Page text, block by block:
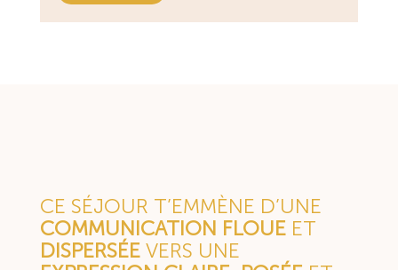
CE SÉJOUR T’EMMÈNE D’UNE
COMMUNICATION FLOUEET
DISPERSÉEVERS UNE